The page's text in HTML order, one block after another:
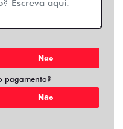
Não
pagamento?
Não